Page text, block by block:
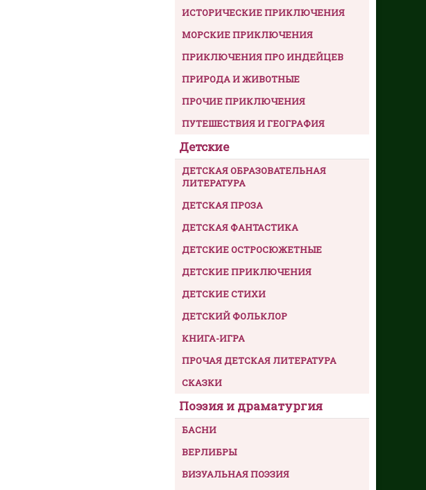
ИСТОРИЧЕСКИЕ ПРИКЛЮЧЕНИЯ
МОРСКИЕ ПРИКЛЮЧЕНИЯ
ПРИКЛЮЧЕНИЯ ПРО ИНДЕЙЦЕВ
ПРИРОДА И ЖИВОТНЫЕ
ПРОЧИЕ ПРИКЛЮЧЕНИЯ
ПУТЕШЕСТВИЯ И ГЕОГРАФИЯ
Детские
ДЕТСКАЯ ОБРАЗОВАТЕЛЬНАЯ
ЛИТЕРАТУРА
ДЕТСКАЯ ПРОЗА
ДЕТСКАЯ ФАНТАСТИКА
ДЕТСКИЕ ОСТРОСЮЖЕТНЫЕ
ДЕТСКИЕ ПРИКЛЮЧЕНИЯ
ДЕТСКИЕ СТИХИ
ДЕТСКИЙ ФОЛЬКЛОР
КНИГА-ИГРА
ПРОЧАЯ ДЕТСКАЯ ЛИТЕРАТУРА
СКАЗКИ
Поэзия и драматургия
БАСНИ
ВЕРЛИБРЫ
ВИЗУАЛЬНАЯ ПОЭЗИЯ